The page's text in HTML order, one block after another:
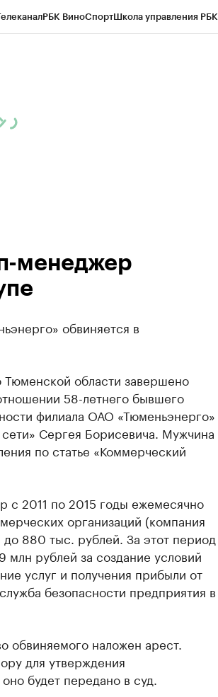
РБК ВиноСпортШкола управления РБК
менеджер
обвиняется в
области завершено
58-летнего бывшего
филиала ОАО «Тюменьэнерго»
Сергея Борисевича. Мужчина
по статье «Коммерческий
с 2011 по 2015 годы ежемесячно
организаций (компания
880 тыс. рублей. За этот период
млн рублей за создание условий
услуг и получения прибыли от
безопасности предприятия в
обвиняемого наложен арест.
для утверждения
будет передано в суд.